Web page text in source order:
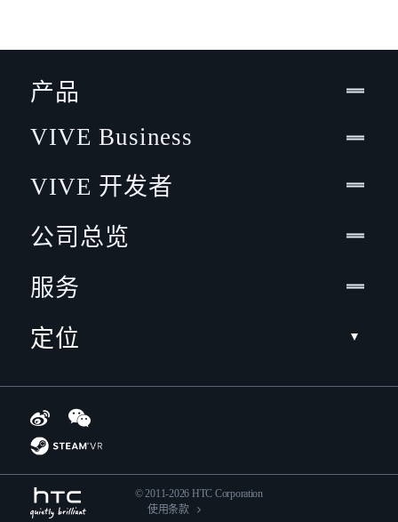
产品
VIVE Business
VIVE 开发者
公司总览
服务
定位
© 2011-2026 HTC Corporation
使用条款